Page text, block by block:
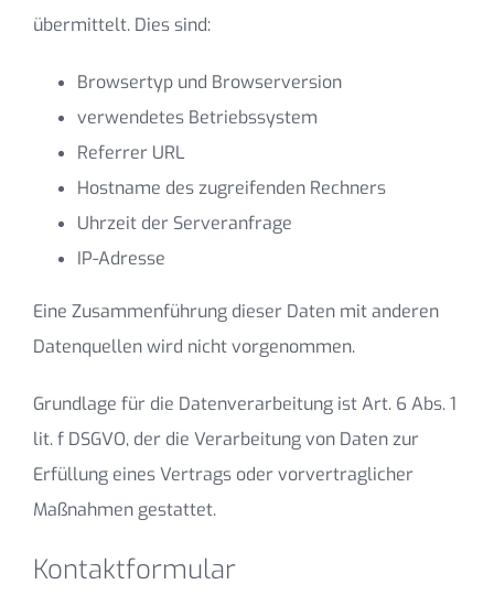
übermittelt. Dies sind:
Browsertyp und Browserversion
verwendetes Betriebssystem
Referrer URL
Hostname des zugreifenden Rechners
Uhrzeit der Serveranfrage
IP-Adresse
Eine Zusammenführung dieser Daten mit anderen
Datenquellen wird nicht vorgenommen.
Grundlage für die Datenverarbeitung ist Art. 6 Abs. 1
lit. f DSGVO, der die Verarbeitung von Daten zur
Erfüllung eines Vertrags oder vorvertraglicher
Maßnahmen gestattet.
Kontaktformular